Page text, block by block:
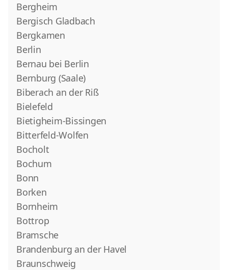
Bergheim
Bergisch Gladbach
Bergkamen
Berlin
Bernau bei Berlin
Bernburg (Saale)
Biberach an der Riß
Bielefeld
Bietigheim-Bissingen
Bitterfeld-Wolfen
Bocholt
Bochum
Bonn
Borken
Bornheim
Bottrop
Bramsche
Brandenburg an der Havel
Braunschweig